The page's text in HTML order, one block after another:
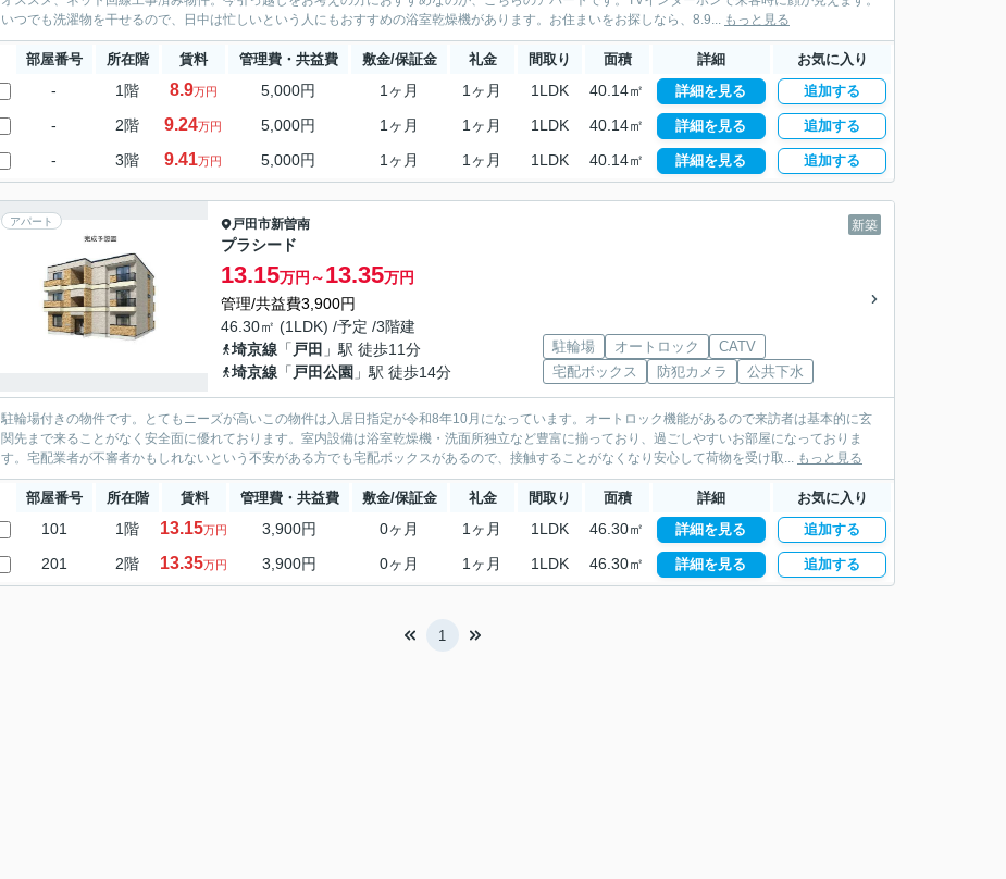
いつでも洗濯物を干せるので、日中は忙しいという人にもおすすめの浴室乾燥機があります。お住まいをお探しなら、8.9... もっと見る
部屋番号 所在階 賃料 管理費・共益費 敷金/保証金 礼金 間取り 面積 詳細 お気に入り
- 1階 8.9万円 5,000円 1ヶ月 1ヶ月 1LDK 40.14㎡ 詳細を見る 追加する
- 2階 9.24万円 5,000円 1ヶ月 1ヶ月 1LDK 40.14㎡ 詳細を見る 追加する
- 3階 9.41万円 5,000円 1ヶ月 1ヶ月 1LDK 40.14㎡ 詳細を見る 追加する
アパート 新築
戸田市新曽南
プラシード
13.15万円～13.35万円
管理/共益費3,900円
46.30㎡ (1LDK) /予定 /3階建
埼京線 「 戸田 」駅 徒歩11分
埼京線 「 戸田公園 」駅 徒歩14分
駐輪場 オートロック
CATV
宅配ボックス
防犯カメラ 公共下水
駐輪場付きの物件です。とてもニーズが高いこの物件は入居日指定が令和8年10月になっています。オートロック機能があるので来訪者は基本的に玄
関先まで来ることがなく安全面に優れております。室内設備は浴室乾燥機・洗面所独立など豊富に揃っており、過ごしやすいお部屋になっておりま
す。宅配業者が不審者かもしれないという不安がある方でも宅配ボックスがあるので、接触することがなくなり安心して荷物を受け取... もっと見る
部屋番号 所在階 賃料 管理費・共益費 敷金/保証金 礼金 間取り 面積 詳細 お気に入り
101 1階 13.15万円 3,900円 0ヶ月 1ヶ月 1LDK 46.30㎡ 詳細を見る 追加する
201 2階 13.35万円 3,900円 0ヶ月 1ヶ月 1LDK 46.30㎡ 詳細を見る 追加する
1